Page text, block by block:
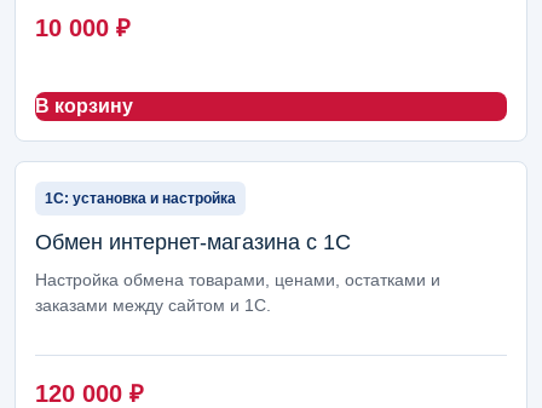
10 000 ₽
В корзину
1С: установка и настройка
Обмен интернет-магазина с 1С
Настройка обмена товарами, ценами, остатками и
заказами между сайтом и 1С.
120 000 ₽